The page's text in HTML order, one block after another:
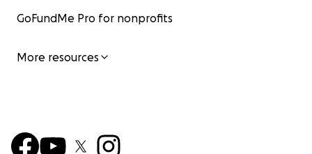
GoFundMe Pro for nonprofits
More resources